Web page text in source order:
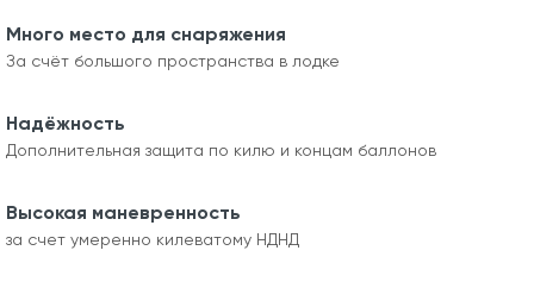
Много место для снаряжения
За счёт большого пространства в лодке
Надёжность
Дополнительная защита по килю и концам баллонов
Высокая маневренность
за счет умеренно килеватому НДНД